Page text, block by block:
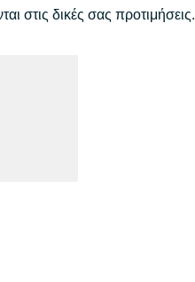
στις δικές σας προτιμήσεις.